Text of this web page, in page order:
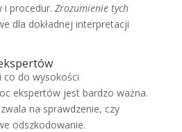
i procedur. Zrozumienie tych
dla dokładnej interpretacji
co do wysokości
ekspertów jest bardzo ważna.
na sprawdzenie, czy
odszkodowanie.